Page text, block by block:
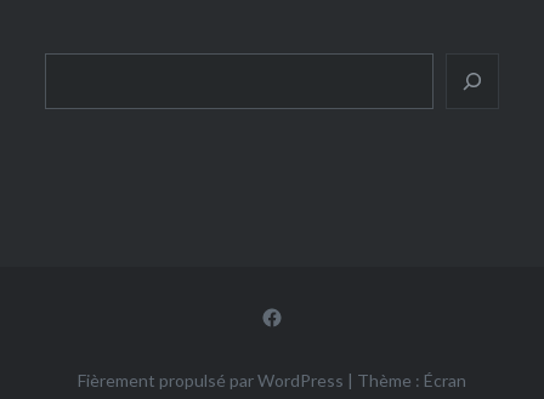
Facebook
Fièrement propulsé par WordPress | Thème : Écran